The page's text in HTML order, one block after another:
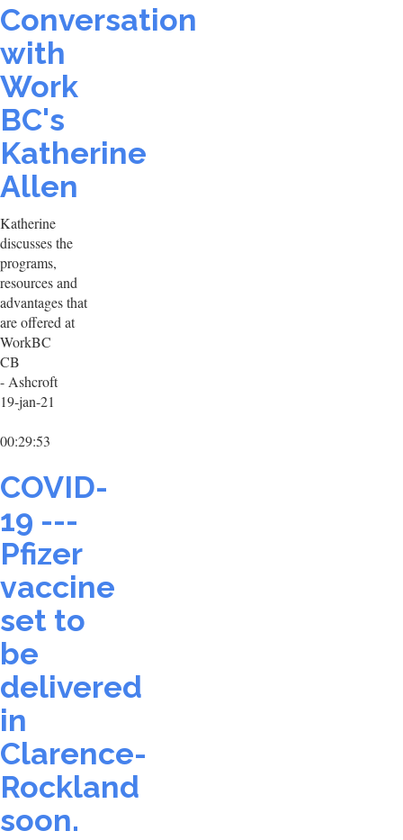
Conversation
with
Work
BC's
Katherine
Allen
Katherine
discusses the
programs,
resources and
advantages that
are offered at
WorkBC
CB
- Ashcroft
19-jan-21
00:29:53
COVID-
19 ---
Pfizer
vaccine
set to
be
delivered
in
Clarence-
Rockland
soon.